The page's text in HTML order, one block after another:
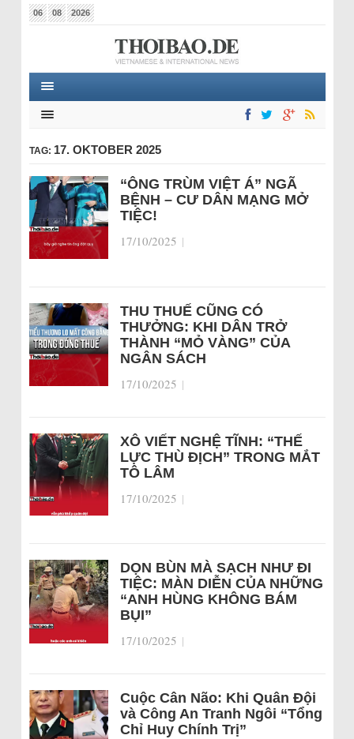
06 08 2026
TAG: 17. OKTOBER 2025
“ÔNG TRÙM VIỆT Á” NGÃ
BỆNH – CƯ DÂN MẠNG MỞ
TIỆC!
17/10/2025 |
THU THUẾ CŨNG CÓ
THƯỞNG: KHI DÂN TRỞ
THÀNH “MỎ VÀNG” CỦA
NGÂN SÁCH
17/10/2025 |
XÔ VIẾT NGHỆ TĨNH: “THẾ
LỰC THÙ ĐỊCH” TRONG MẮT
TÔ LÂM
17/10/2025 |
DỌN BÙN MÀ SẠCH NHƯ ĐI
TIỆC: MÀN DIỄN CỦA NHỮNG
“ANH HÙNG KHÔNG BÁM
BỤI”
17/10/2025 |
Cuộc Cân Não: Khi Quân Đội
và Công An Tranh Ngôi “Tổng
Chỉ Huy Chính Trị”